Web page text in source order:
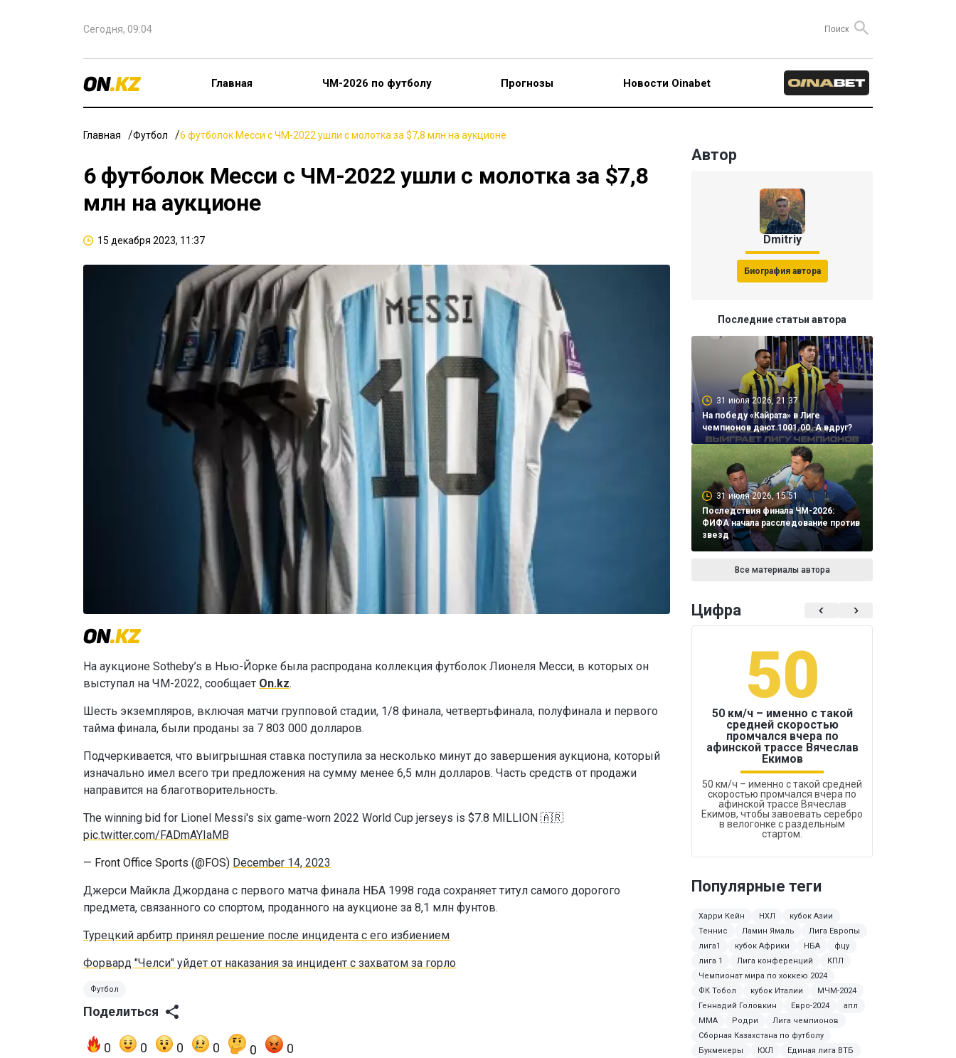
Сегодня, 09:04
Главная ЧМ-2026 по футболу Прогнозы Новости Oinabet
Главная Футбол 6 футболок Месси с ЧМ-2022 ушли с молотка за $7,8 млн на аукционе
6 футболок Месси с ЧМ-2022 ушли с молотка за $7,8
млн на аукционе
15 декабря 2023, 11:37
На аукционе Sotheby’s в Нью-Йорке была распродана коллекция футболок Лионеля Месси, в которых он
выступал на ЧМ-2022, сообщает On.kz.
Шесть экземпляров, включая матчи групповой стадии, 1/8 финала, четвертьфинала, полуфинала и первого
тайма финала, были проданы за 7 803 000 долларов.
Подчеркивается, что выигрышная ставка поступила за несколько минут до завершения аукциона, который
изначально имел всего три предложения на сумму менее 6,5 млн долларов. Часть средств от продажи
направится на благотворительность.
The winning bid for Lionel Messi's six game-worn 2022 World Cup jerseys is $7.8 MILLION 🇦🇷
pic.twitter.com/FADmAYIaMB
— Front Office Sports (@FOS) December 14, 2023
Джерси Майкла Джордана с первого матча финала НБА 1998 года сохраняет титул самого дорогого
предмета, связанного со спортом, проданного на аукционе за 8,1 млн фунтов.
Турецкий арбитр принял решение после инцидента с его избиением
Форвард "Челси" уйдет от наказания за инцидент с захватом за горло
Футбол
Поделиться
0 0 0 0 0 0
Автор
Dmitriy
Биография автора
Последние статьи автора
31 июля 2026, 21:37
На победу «Кайрата» в Лиге
чемпионов дают 1001.00. А вдруг?
31 июля 2026, 15:51
Последствия финала ЧМ-2026:
ФИФА начала расследование против
звезд
Все материалы автора
Цифра
50
50 км/ч – именно с такой
средней скоростью
промчался вчера по
афинской трассе Вячеслав
Екимов
50 км/ч – именно с такой средней
скоростью промчался вчера по
афинской трассе Вячеслав
Екимов, чтобы завоевать серебро
в велогонке с раздельным
стартом.
Популярные теги
Харри Кейн НХЛ
кубок Азии
Теннис
Ламин Ямаль
Лига Европы
лига1
кубок Африки НБА
фцу
лига 1
Лига конференций
КПЛ
Чемпионат мира по хоккею 2024
ФК Тобол
кубок Италии
МЧМ-2024
Геннадий Головкин
Евро-2024
апл
MMA
Родри
Лига чемпионов
Сборная Казахстана по футболу
Букмекеры
КХЛ
Единая лига ВТБ